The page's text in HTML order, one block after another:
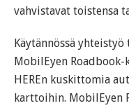
vahvistavat toistensa
Käytännössä
MobilEyen
HEREn kuskittomia
karttoihin. MobilEyen